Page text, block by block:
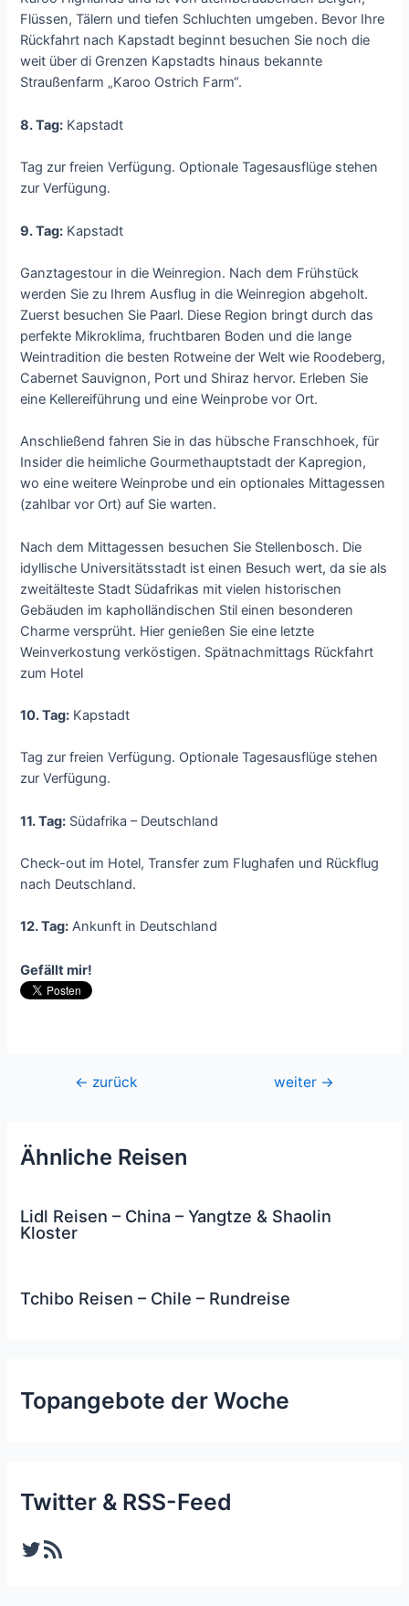
Flüssen, Tälern und tiefen Schluchten umgeben. Bevor Ihre
Rückfahrt nach Kapstadt beginnt besuchen Sie noch die
weit über di Grenzen Kapstadts hinaus bekannte
Straußenfarm „Karoo Ostrich Farm“.
8. Tag: Kapstadt
Tag zur freien Verfügung. Optionale Tagesausflüge stehen
zur Verfügung.
9. Tag: Kapstadt
Ganztagestour in die Weinregion. Nach dem Frühstück
werden Sie zu Ihrem Ausflug in die Weinregion abgeholt.
Zuerst besuchen Sie Paarl. Diese Region bringt durch das
perfekte Mikroklima, fruchtbaren Boden und die lange
Weintradition die besten Rotweine der Welt wie Roodeberg,
Cabernet Sauvignon, Port und Shiraz hervor. Erleben Sie
eine Kellereiführung und eine Weinprobe vor Ort.
Anschließend fahren Sie in das hübsche Franschhoek, für
Insider die heimliche Gourmethauptstadt der Kapregion,
wo eine weitere Weinprobe und ein optionales Mittagessen
(zahlbar vor Ort) auf Sie warten.
Nach dem Mittagessen besuchen Sie Stellenbosch. Die
idyllische Universitätsstadt ist einen Besuch wert, da sie als
zweitälteste Stadt Südafrikas mit vielen historischen
Gebäuden im kapholländischen Stil einen besonderen
Charme versprüht. Hier genießen Sie eine letzte
Weinverkostung verköstigen. Spätnachmittags Rückfahrt
zum Hotel
10. Tag: Kapstadt
Tag zur freien Verfügung. Optionale Tagesausflüge stehen
zur Verfügung.
11. Tag: Südafrika – Deutschland
Check-out im Hotel, Transfer zum Flughafen und Rückflug
nach Deutschland.
12. Tag: Ankunft in Deutschland
Gefällt mir!
Beitragsnavigation
← zurück weiter →
Ähnliche Reisen
Lidl Reisen – China – Yangtze & Shaolin
Kloster
Tchibo Reisen – Chile – Rundreise
Topangebote der Woche
Twitter & RSS-Feed
Twitter RSS-Feed